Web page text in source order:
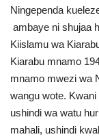
Ningependa
ambaye ni shujaa
Kiislamu wa
Kiarabu mnamo
mnamo mwezi wa
wangu wote.
ushindi wa watu
mahali, ushindi